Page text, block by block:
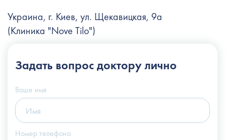
Украина, г. Киев, ул. Щекавицкая, 9а
(Клиника "Nove Tilo")
+38 (066) 122-6-111
info@slosser.com.ua
Задать вопросдоктору лично
Ваше имя
Номер телефона